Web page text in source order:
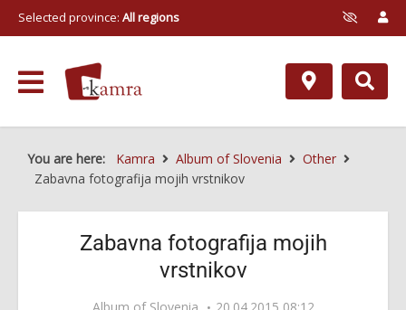
Selected province: All regions
You are here: Kamra Album of Slovenia
Other
Zabavna fotografija mojih vrstnikov
Zabavna fotografija mojih
vrstnikov